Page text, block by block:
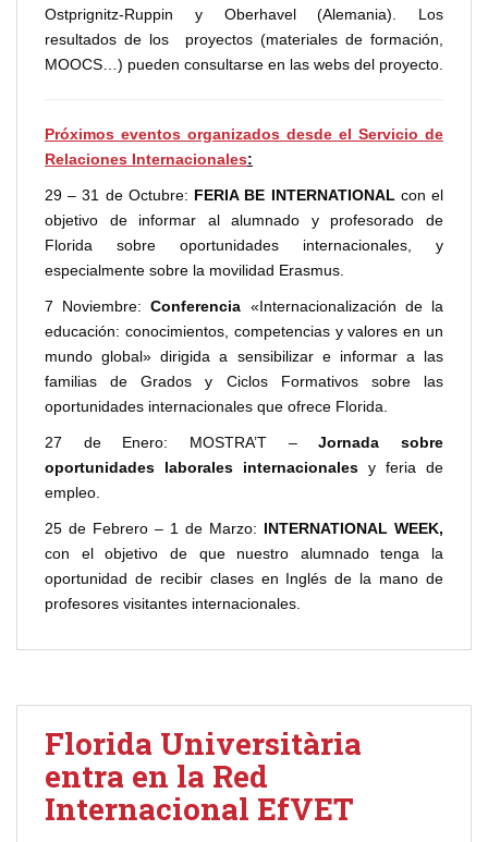
Ostprignitz-Ruppin y Oberhavel (Alemania). Los
resultados de los proyectos (materiales de formación,
MOOCS…) pueden consultarse en las webs del proyecto.
Próximos eventos organizados desde el Servicio de
Relaciones Internacionales:
29 – 31 de Octubre: FERIA BE INTERNATIONAL con el
objetivo de informar al alumnado y profesorado de
Florida sobre oportunidades internacionales, y
especialmente sobre la movilidad Erasmus.
7 Noviembre:Conferencia «Internacionalización de la
educación: conocimientos, competencias y valores en un
mundo global» dirigida a sensibilizar e informar a las
familias de Grados y Ciclos Formativos sobre las
oportunidades internacionales que ofrece Florida.
27 de Enero: MOSTRA’T –Jornada sobre
oportunidades laborales internacionales y feria de
empleo.
25 de Febrero – 1 de Marzo: INTERNATIONAL WEEK,
con el objetivo de que nuestro alumnado tenga la
oportunidad de recibir clases en Inglés de la mano de
profesores visitantes internacionales.
Florida Universitària
entra en la Red
Internacional EfVET